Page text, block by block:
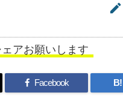

アお願いします
Facebook B!